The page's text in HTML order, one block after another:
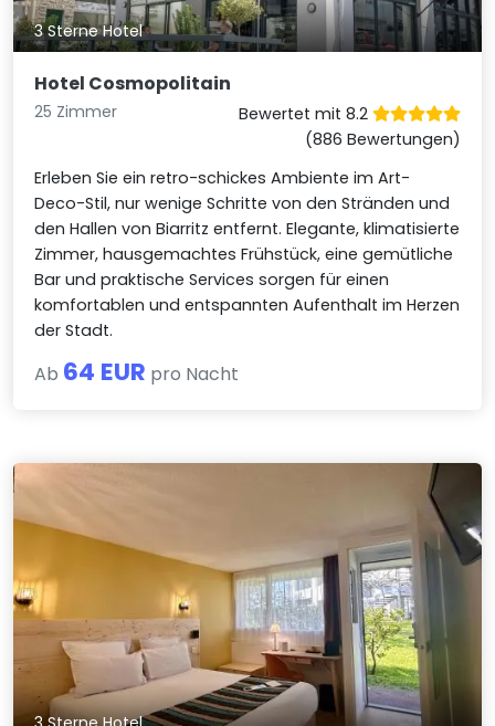
3 Sterne Hotel
Hotel Cosmopolitain
25 Zimmer
Bewertet mit 8.2
(886 Bewertungen)
Erleben Sie ein retro-schickes Ambiente im Art-
Deco-Stil, nur wenige Schritte von den Stränden und
den Hallen von Biarritz entfernt. Elegante, klimatisierte
Zimmer, hausgemachtes Frühstück, eine gemütliche
Bar und praktische Services sorgen für einen
komfortablen und entspannten Aufenthalt im Herzen
der Stadt.
Ab 64 EUR pro Nacht